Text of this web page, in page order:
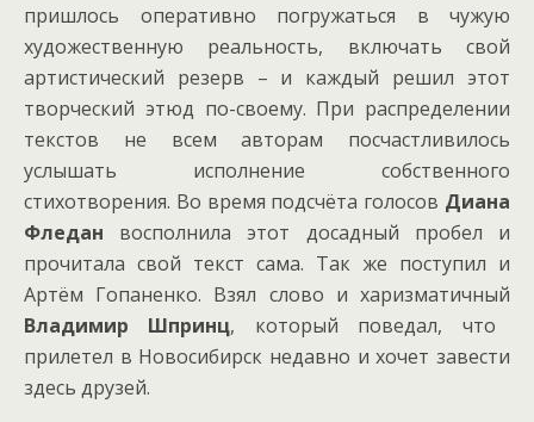
пришлось оперативно погружаться в чужую
художественную реальность, включать свой
артистический резерв – и каждый решил этот
творческий этюд по-своему. При распределении
текстов не всем авторам посчастливилось
услышать исполнение собственного
стихотворения. Во время подсчёта голосов Диана
Фледан восполнила этот досадный пробел и
прочитала свой текст сама. Так же поступил и
Артём Гопаненко. Взял слово и харизматичный
Владимир Шпринц, который поведал, что
прилетел в Новосибирск недавно и хочет завести
здесь друзей.